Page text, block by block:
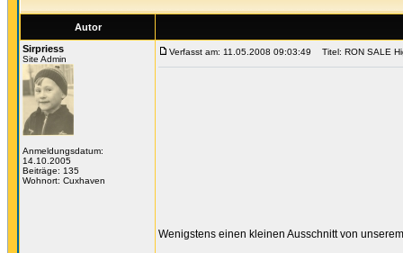
Autor
Sirpriess
Site Admin
Anmeldungsdatum:
14.10.2005
Beiträge: 135
Wohnort: Cuxhaven
Verfasst am: 11.05.2008 09:03:49 Titel: RON SALE
Wenigstens einen kleinen Ausschnitt von